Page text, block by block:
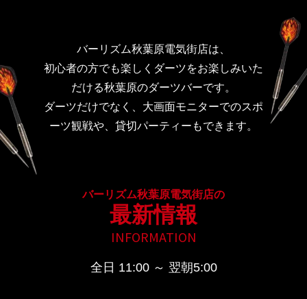
バーリズム秋葉原電気街店は、
初心者の方でも楽しくダーツをお楽しみいた
だける秋葉原のダーツバーです。
ダーツだけでなく、大画面モニターでのスポ
ーツ観戦や、貸切パーティーもできます。
バーリズム秋葉原電気街店の
最新情報
INFORMATION
全日 11:00 ～ 翌朝5:00